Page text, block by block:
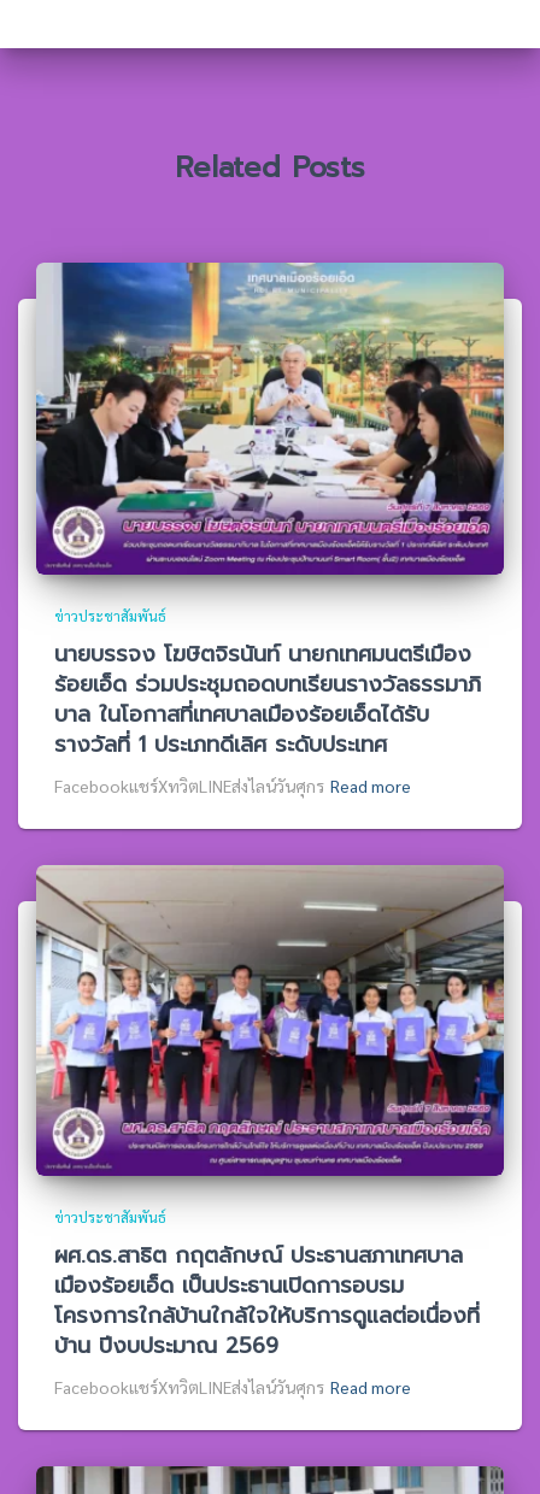
ห
Related Posts
ข่าวประชาสัมพันธ์
นายบรรจง โฆษิตจิรนันท์ นายกเทศมนตรีเมือง
ร้อยเอ็ด ร่วมประชุมถอดบทเรียนรางวัลธรรมาภิ
บาล ในโอกาสที่เทศบาลเมืองร้อยเอ็ดได้รับ
รางวัลที่ 1 ประเภทดีเลิศ ระดับประเทศ
Facebookแชร์XทวิตLINEส่งไลน์วันศุกร Read more
ข่าวประชาสัมพันธ์
ผศ.ดร.สาธิต กฤตลักษณ์ ประธานสภาเทศบาล
เมืองร้อยเอ็ด เป็นประธานเปิดการอบรม
โครงการใกล้บ้านใกล้ใจให้บริการดูแลต่อเนื่องที่
บ้าน ปีงบประมาณ 2569
Facebookแชร์XทวิตLINEส่งไลน์วันศุกร Read more